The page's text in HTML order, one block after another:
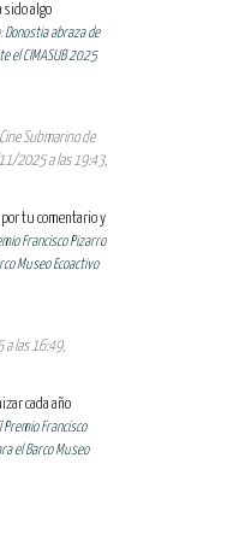
sido algo
Donostia abraza de
el CIMASUB 2025
Submarino de
2025 a las 19:43,
tu comentario y
Francisco Pizarro
Museo Ecoactivo
las 16:49,
cada año
Premio Francisco
el Barco Museo